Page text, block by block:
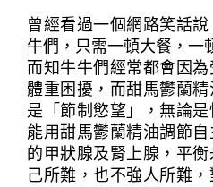
曾經看過一個網路笑話
牛們，只需一頓大餐，
而知牛牛們經常都會因
體重困擾，而甜馬鬱蘭
是「節制慾望」，無論
能用甜馬鬱蘭精油調節
的甲狀腺及腎上腺，平
己所難，也不強人所難